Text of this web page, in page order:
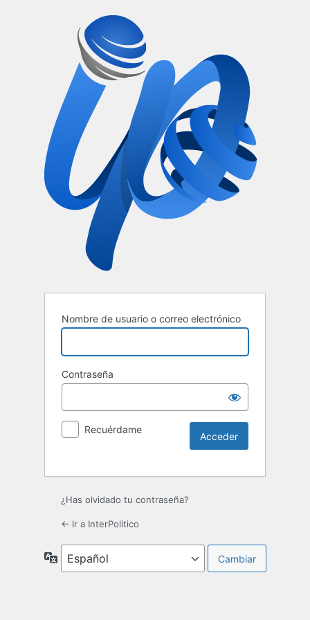
Nombre de usuario o correo electrónico
Contraseña
Recuérdame
¿Has olvidado tu contraseña?
← Ir a InterPolitico
Idioma